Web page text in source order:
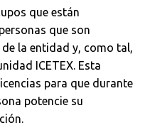
que están
que son
la entidad y, como tal,
ICETEX. Esta
para que durante
potencie su